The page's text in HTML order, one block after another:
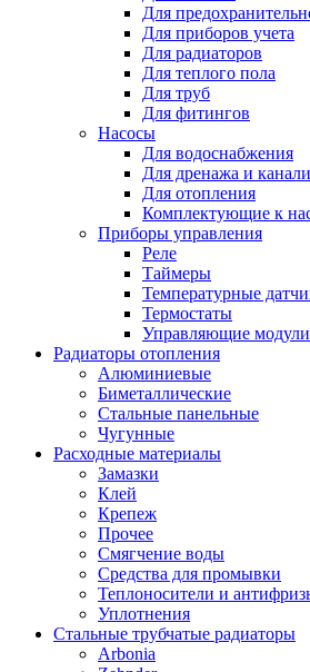
Для
Для приборов учета
Для радиаторов
Для теплого пола
Для труб
Для фитингов
Насосы
Для водоснабжения
Для дренажа и
Для отопления
Комплектующие к
Приборы управления
Реле
Таймеры
Температурные
Термостаты
Управляющие модули
Радиаторы отопления
Алюминиевые
Биметаллические
Стальные панельные
Чугунные
Расходные материалы
Замазки
Клей
Крепеж
Прочее
Смягчение воды
Средства для промывки
Теплоносители и
Уплотнения
Стальные трубчатые радиаторы
Arbonia